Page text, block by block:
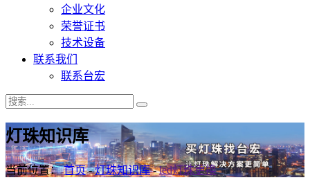
企业文化
荣誉证书
技术设备
联系我们
联系台宏
灯珠知识库
当前位置：首页-灯珠知识库-led灯珠更换